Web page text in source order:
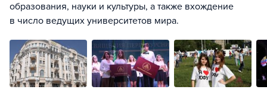
образования, науки и культуры, а также вхождение
в число ведущих университетов мира.